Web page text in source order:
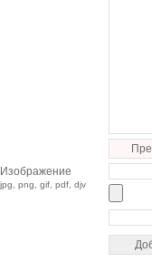
Изображение
jpg, png, gif, pdf, djv